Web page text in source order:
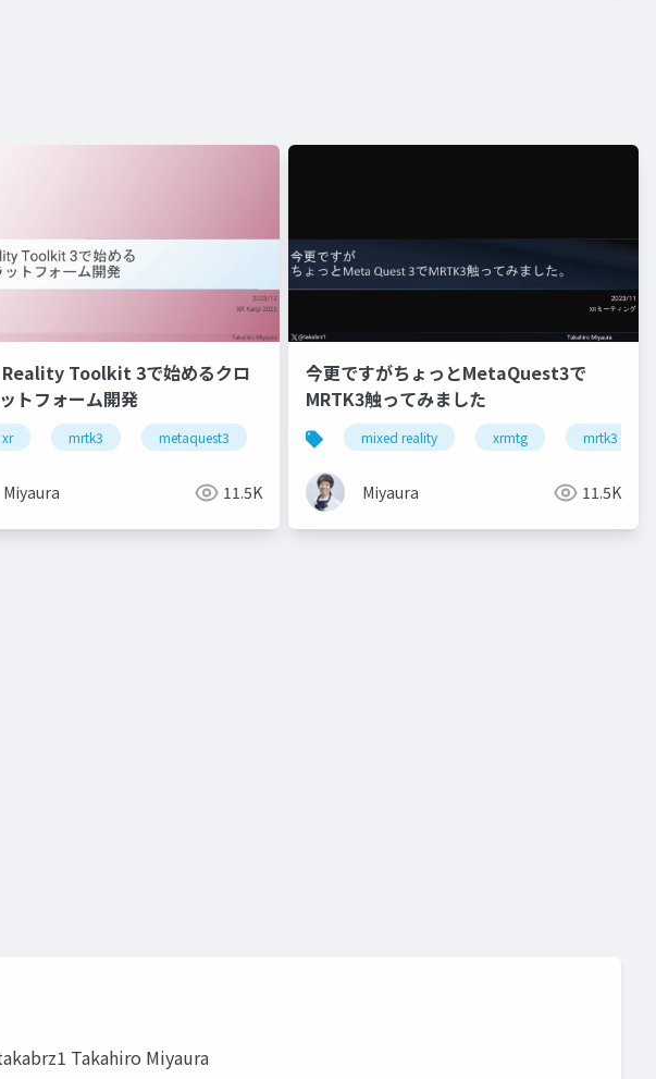
spaces thinki reality a3
Toolkit 3で始めるクロ
トフォーム開発
xr mrtk3 metaquest3 snapdragonspaces xrkaigi
Miyaura 11.5K
今更ですがちょっとMetaQuest3で
MRTK3触ってみました
mixed reality xrmtg mrtk3
Miyaura 11.5K
Takahiro Miyaura